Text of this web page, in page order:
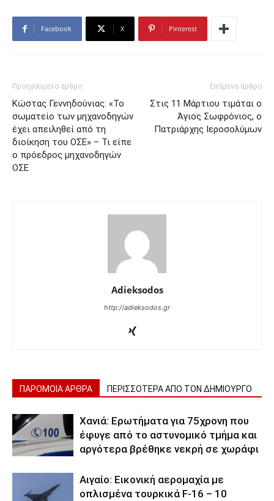
Facebook X Pinterest
Προηγούμενο άρθρο
Κώστας Γεννηδούνιας: «Το
σωματείο των μηχανοδηγών
έχει απειληθεί από τη
διοίκηση του ΟΣΕ» – Τι είπε
ο πρόεδρος μηχανοδηγών
ΟΣΕ
Επόμενο άρθρο
Στις 11 Μάρτιου τιμάται ο
Άγιος Σωφρόνιος, ο
Πατριάρχης Ιεροσολύμων
Adieksodos
http://adieksodos.gr
ΠΑΡΟΜΟΙΑ ΑΡΘΡΑ ΠΕΡΙΣΣΟΤΕΡΑ ΑΠΟ ΤΟΝ ΔΗΜΙΟΥΡΓΟ
Χανιά: Ερωτήματα για 75χρονη που
έφυγε από το αστυνομικό τμήμα και
αργότερα βρέθηκε νεκρή σε χωράφι
Αιγαίο: Εικονική αερομαχία με
οπλισμένα τουρκικά F-16 – 10